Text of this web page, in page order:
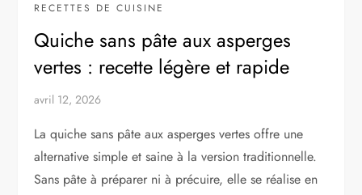
RECETTES DE CUISINE
Quiche sans pâte aux asperges
vertes : recette légère et rapide
avril 12, 2026
La quiche sans pâte aux asperges vertes offre une
alternative simple et saine à la version traditionnelle.
Sans pâte à préparer ni à précuire, elle se réalise en